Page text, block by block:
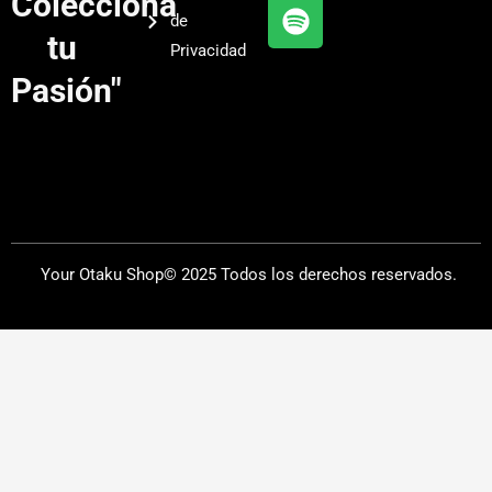
tu
Pasión"
de
Privacidad
a
Your Otaku Shop© 2025 Todos los derechos reservados.